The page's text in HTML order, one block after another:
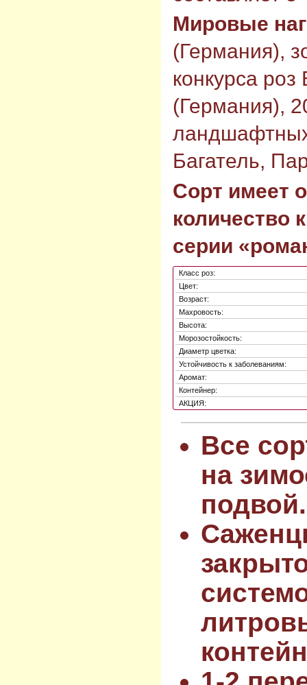
Мировые
(Германия),
конкурса
(Германия),
ландшафтных
Багатель,
Сорт имеет
количество
серии
Класс роз:
Цвет:
Возраст:
Махровость:
Высота:
Морозостойкость:
Диаметр цветка:
Устойчивость к заболеваниям:
Аромат:
Контейнер:
АКЦИЯ:
Все
на
подвой.